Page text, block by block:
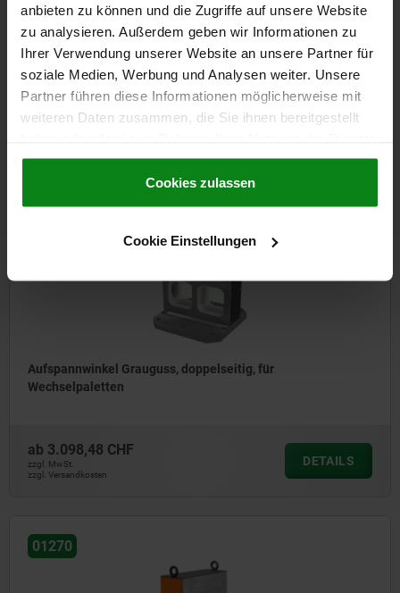
anbieten zu können und die Zugriffe auf unsere Website
zu analysieren. Außerdem geben wir Informationen zu
Ihrer Verwendung unserer Website an unsere Partner für
soziale Medien, Werbung und Analysen weiter. Unsere
Partner führen diese Informationen möglicherweise mit
weiteren Daten zusammen, die Sie ihnen bereitgestellt
gesammelt haben.Cookie Richtlinien
Datenschutz|AGB
Cookies zulassen
Cookie Einstellungen
Aufspannwinkel Grauguss, doppelseitig, mit T-Nuten
ab3.908,11 CHF
Aufspannwinkel Grauguss, doppelseitig, für
Wechselpaletten
ab 3.098,48 CHF
zzgl. MwSt.
zzgl. Versandkosten
DETAILS
01270